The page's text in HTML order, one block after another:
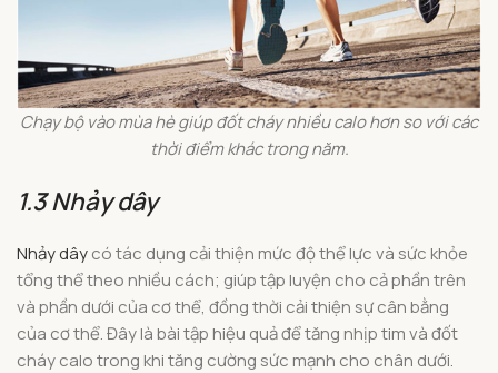
Chạy bộ vào mùa hè giúp đốt cháy nhiều calo hơn so với các
thời điểm khác trong năm.
1.3 Nhảy dây
Nhảy dâycó tác dụng cải thiện mức độ thể lực và sức khỏe
tổng thể theo nhiều cách; giúp tập luyện cho cả phần trên
và phần dưới của cơ thể, đồng thời cải thiện sự cân bằng
của cơ thể. Đây là bài tập hiệu quả để tăng nhịp tim và đốt
cháy calo trong khi tăng cường sức mạnh cho chân dưới.